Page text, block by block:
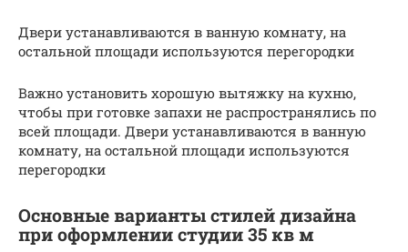
Двери устанавливаются в ванную комнату, на
остальной площади используются перегородки
Важно установить хорошую вытяжку на кухню,
чтобы при готовке запахи не распространялись по
всей площади. Двери устанавливаются в ванную
комнату, на остальной площади используются
перегородки
Основные варианты стилей дизайна
при оформлении студии 35 кв м